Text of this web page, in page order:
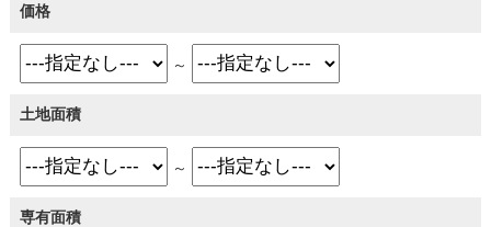
価格
～
土地面積
～
専有面積